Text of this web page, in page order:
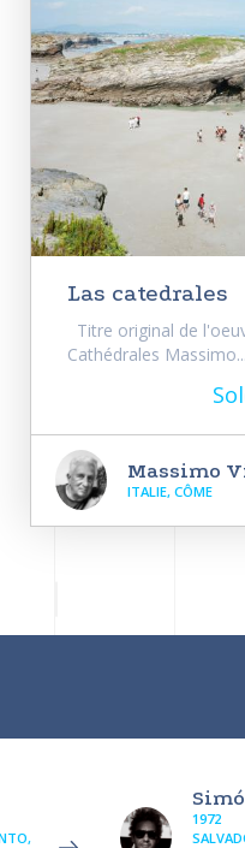
Las catedrales
Titre original de
Cathédrales Massimo...
Massimo
ITALIE, CÔME
1972